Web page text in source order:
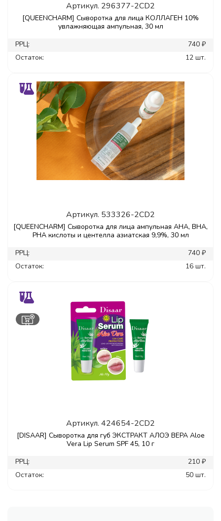
Артикул. 296377-2CD2
[QUEENCHARM] Сыворотка для лица КОЛЛАГЕН 10%
увлажняющая ампульная, 30 мл
РРЦ:
740 ₽
Остаток:
12 шт.
Артикул. 533326-2CD2
[QUEENCHARM] Сыворотка для лица ампульная AHA, BHA,
PHA кислоты и центелла азиатская 9,9%, 30 мл
РРЦ:
740 ₽
Остаток:
16 шт.
Артикул. 424654-2CD2
[DISAAR] Сыворотка для губ ЭКСТРАКТ АЛОЭ ВЕРА Aloe
Vera Lip Serum SPF 45, 10 г
РРЦ:
210 ₽
Остаток:
50 шт.